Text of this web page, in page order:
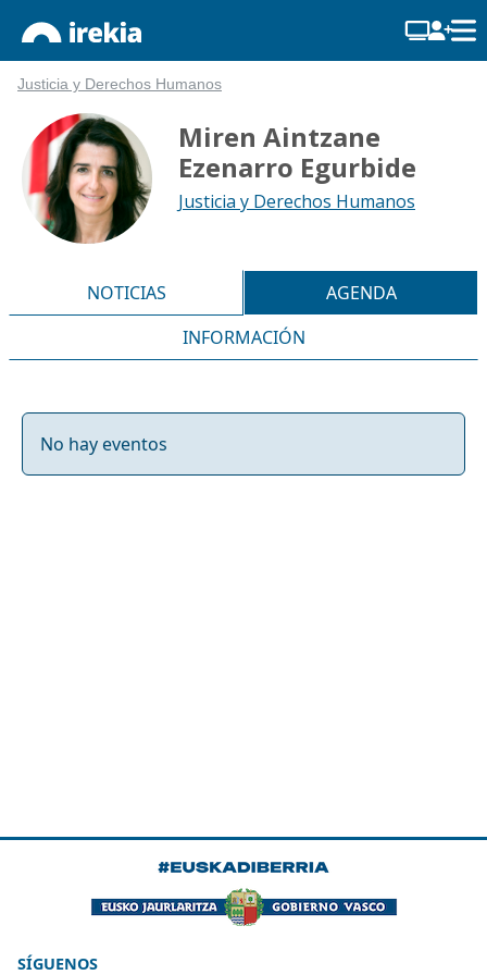
Justicia y Derechos Humanos
Miren Aintzane
Ezenarro Egurbide
Justicia y Derechos Humanos
NOTICIAS
AGENDA
INFORMACIÓN
No hay eventos
SÍGUENOS